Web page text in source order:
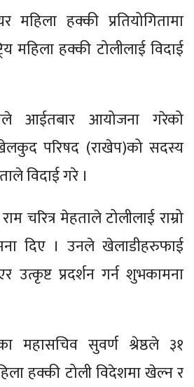
महिला हक्की प्रतियोगितामा
महिला हक्की टोलीलाई विदाई
आईतबार आयोजना गरेको
खेलकुद परिषद (राखेप)को सदस्य
विदाई गरे ।
चरित्र मेहताले टोलीलाई राम्रो
दिए । उनले खेलाडीहरुफाई
उत्कृष्ट प्रदर्शन गर्न शुभकामना
महासचिव सुवर्ण श्रेष्ठले ३१
हक्की टोली विदेशमा खेल्न र